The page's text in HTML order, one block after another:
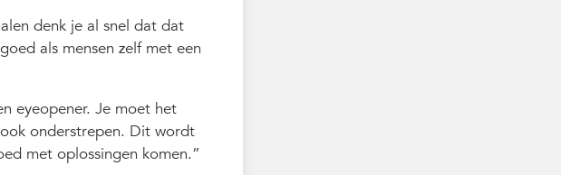
denk je al snel dat dat
als mensen zelf met een
eyeopener. Je moet het
onderstrepen. Dit wordt
met oplossingen komen.